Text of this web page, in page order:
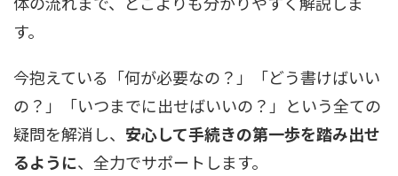
す。
今抱えている「何が必要なの？」「どう書けばいい
の？」「いつまでに出せばいいの？」という全ての
疑問を解消し、 安心して手続きの第一歩を踏み出せ
るように、全力でサポートします。